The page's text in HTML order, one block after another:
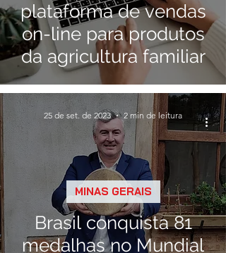
plataforma de vendas
on-line para produtos
da agricultura familiar
Brasil conquista 81
medalhas no Mundial
MINAS GERAIS
25 de set. de 2023 2 min de leitura